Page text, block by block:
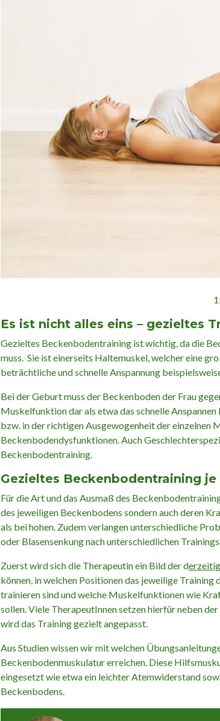
Es ist nicht alles eins – gezieltes
Gezieltes Beckenbodentraining ist wichtig, da die
muss. Sie ist einerseits Haltemuskel, welcher eine
beträchtliche und schnelle Anspannung
Bei der Geburt muss der Beckenboden der Frau
Muskelfunktion dar als etwa das schnelle
bzw. in der richtigen Ausgewogenheit der einzelnen
Beckenbodendysfunktionen. Auch
Beckenbodentraining.
Gezieltes Beckenbodentraining
Für die Art und das Ausmaß des
des jeweiligen Beckenbodens sondern auch deren
als bei hohen. Zudem verlangen unterschiedliche
oder Blasensenkung nach unterschiedlichen
Zuerst wird sich die Therapeutin ein Bild der d
können, in welchen Positionen das jeweilige
trainieren sind und welche Muskelfunktionen wie
sollen. Viele TherapeutInnen setzen hierfür neben
wird das Training gezielt angepasst.
Aus Studien wissen wir mit welchen
Beckenbodenmuskulatur erreichen. Diese
eingesetzt wie etwa ein leichter Atemwiderstand
Beckenbodens.